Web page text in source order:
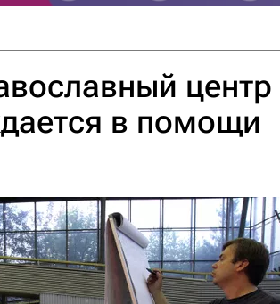
центр
в помощи